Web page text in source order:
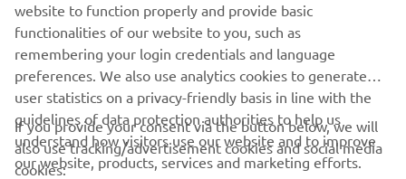
ДІЗНАЙТЕСЯ БІЛЬШЕ
CORPORATE
website to function properly and provide basic
functionalities of our website to you, such as
remembering your login credentials and language
preferences. We also use analytics cookies to generate
user statistics on a privacy-friendly basis in line with the
guidelines of data protection authorities to help us
understand how visitors use our website and to improve
our website, products, services and marketing efforts.
If you provide your consent via the button below, we will
also use tracking/advertisement cookies and social media
cookies: